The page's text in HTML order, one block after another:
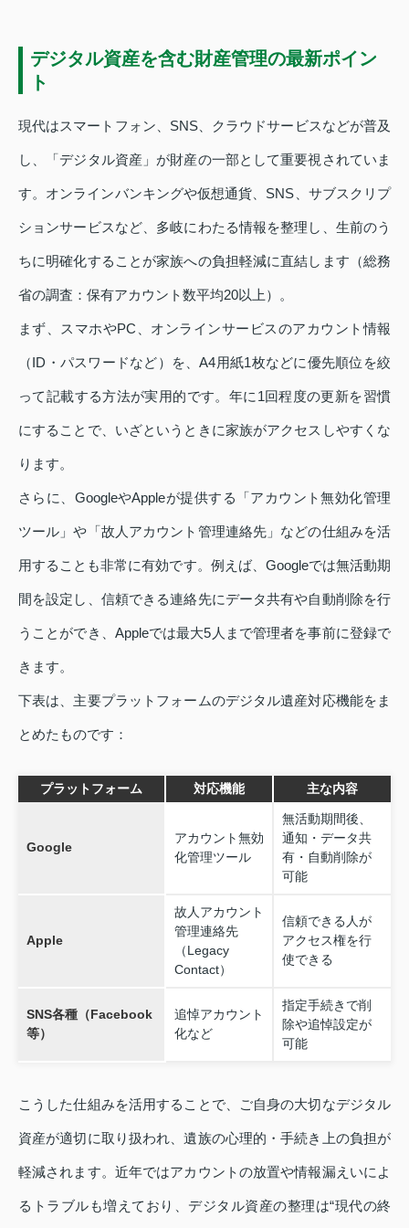
デジタル資産を含む財産管理の最新ポイン
ト
現代はスマートフォン、SNS、クラウドサービスなどが普及
し、「デジタル資産」が財産の一部として重要視されていま
す。オンラインバンキングや仮想通貨、SNS、サブスクリプ
ションサービスなど、多岐にわたる情報を整理し、生前のう
ちに明確化することが家族への負担軽減に直結します（総務
省の調査：保有アカウント数平均20以上）。
まず、スマホやPC、オンラインサービスのアカウント情報
（ID・パスワードなど）を、A4用紙1枚などに優先順位を絞
って記載する方法が実用的です。年に1回程度の更新を習慣
にすることで、いざというときに家族がアクセスしやすくな
ります。
さらに、GoogleやAppleが提供する「アカウント無効化管理
ツール」や「故人アカウント管理連絡先」などの仕組みを活
用することも非常に有効です。例えば、Googleでは無活動期
間を設定し、信頼できる連絡先にデータ共有や自動削除を行
うことができ、Appleでは最大5人まで管理者を事前に登録で
きます。
下表は、主要プラットフォームのデジタル遺産対応機能をま
とめたものです：
プラットフォーム 対応機能 主な内容
Google
アカウント無効
化管理ツール
無活動期間後、
通知・データ共
有・自動削除が
可能
Apple
故人アカウント
管理連絡先
（Legacy
Contact）
信頼できる人が
アクセス権を行
使できる
SNS各種（Facebook
等）
追悼アカウント
化など
指定手続きで削
除や追悼設定が
可能
こうした仕組みを活用することで、ご自身の大切なデジタル
資産が適切に取り扱われ、遺族の心理的・手続き上の負担が
軽減されます。近年ではアカウントの放置や情報漏えいによ
るトラブルも増えており、デジタル資産の整理は“現代の終